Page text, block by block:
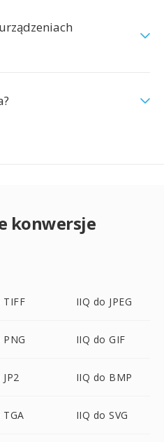
konwersje
TIFF IIQ do JPEG
IIQ do GIF
IIQ do BMP
IIQ do SVG